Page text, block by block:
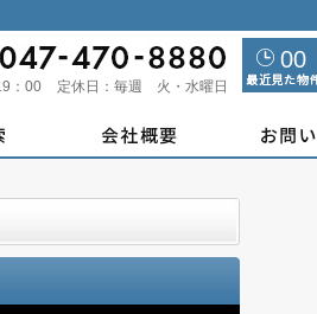
：00 定休日： 毎週 火・水曜日
00